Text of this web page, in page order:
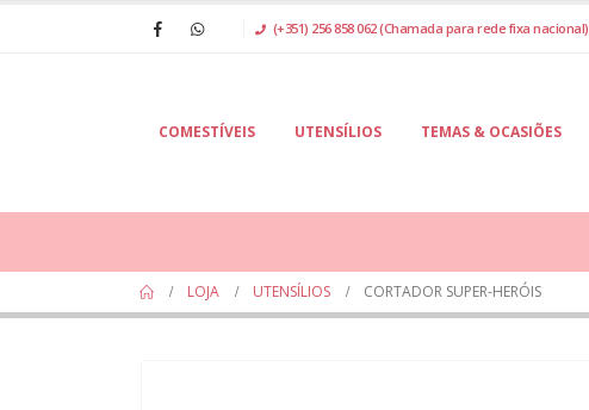
(+351) 256 858 062 (Chamada para rede fixa nacional)
COMESTÍVEIS UTENSÍLIOS TEMAS & OCASIÕES
LOJA UTENSÍLIOS CORTADOR SUPER-HERÓIS